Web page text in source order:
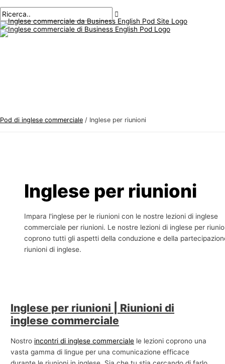
al
contenuto
principale
Pod di inglese commerciale / Inglese per riunioni
Inglese per riunioni
Impara l'inglese per le riunioni con le nostre lezioni di inglese
commerciale per riunioni. Le nostre lezioni di inglese per
coprono tutti gli aspetti della conduzione e della
riunioni di inglese.
Inglese per riunioni | Riunioni di
inglese commerciale
Nostro incontri di inglese commerciale le lezioni coprono una
vasta gamma di lingue per una comunicazione efficace
A
r
g
e
r
i
a
C
e
r